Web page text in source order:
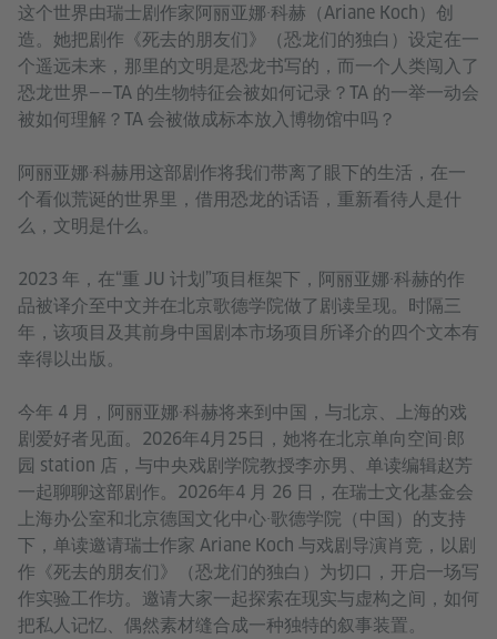
这个世界由瑞士剧作家阿丽亚娜·科赫（Ariane Koch）创
造。她把剧作《死去的朋友们》（恐龙们的独白）设定在一
个遥远未来，那里的文明是恐龙书写的，而一个人类闯入了
恐龙世界——TA 的生物特征会被如何记录？TA 的一举一动会
被如何理解？TA 会被做成标本放入博物馆中吗？
阿丽亚娜·科赫用这部剧作将我们带离了眼下的生活，在一
个看似荒诞的世界里，借用恐龙的话语，重新看待人是什
么，文明是什么。
2023 年，在“重 JU 计划”项目框架下，阿丽亚娜·科赫的作
品被译介至中文并在北京歌德学院做了剧读呈现。时隔三
年，该项目及其前身中国剧本市场项目所译介的四个文本有
幸得以出版。
今年 4 月，阿丽亚娜·科赫将来到中国，与北京、上海的戏
剧爱好者见面。2026年4月25日，她将在北京单向空间·郎
园 station 店，与中央戏剧学院教授李亦男、单读编辑赵芳
一起聊聊这部剧作。2026年4 月 26 日，在瑞士文化基金会
上海办公室和北京德国文化中心·歌德学院（中国）的支持
下，单读邀请瑞士作家 Ariane Koch 与戏剧导演肖竞，以剧
作《死去的朋友们》（恐龙们的独白）为切口，开启一场写
作实验工作坊。邀请大家一起探索在现实与虚构之间，如何
把私人记忆、偶然素材缝合成一种独特的叙事装置。